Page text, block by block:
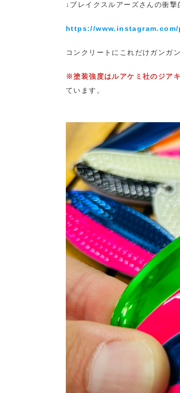
↓ブレイクスルアーズさんの衝
https://
コンクリートにこれだけガンガ
※塗装強度はルアケミ社のジア
ています。